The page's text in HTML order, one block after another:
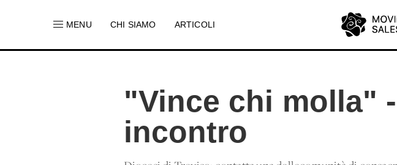
MENU CHI SIAMO ARTICOLI
"Vince chi molla"
incontro